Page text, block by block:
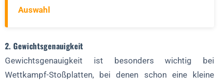
Auswahl
2. Gewichtsgenauigkeit
Gewichtsgenauigkeit ist besonders wichtig bei
Wettkampf-Stoßplatten, bei denen schon eine kleine